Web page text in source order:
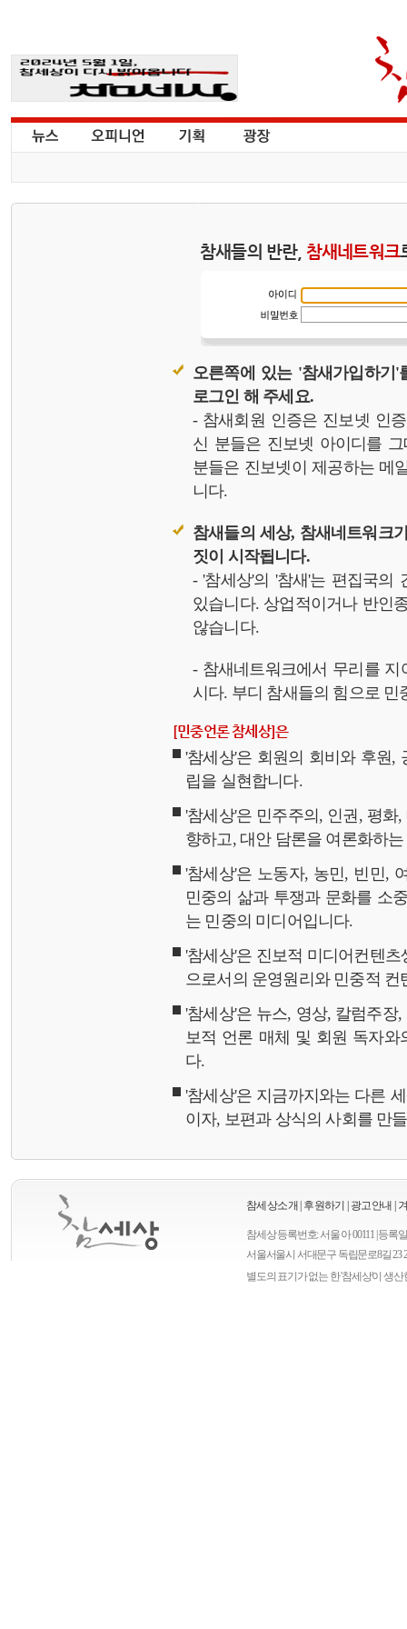
참새들의 반란, 참새네트워크
오른쪽에 있는 '참새가입하기
로그인 해 주세요.
- 참새회원 인증은 진보넷 인
신 분들은 진보넷 아이디를
분들은 진보넷이 제공하는 메
니다.
참새들의 세상, 참새네트워크
짓이 시작됩니다.
- '참세상'의 '참새'는 편집국의
있습니다. 상업적이거나 반인
않습니다.
- 참새네트워크에서 무리를
시다. 부디 참새들의 힘으로 민
[민중언론 참세상]은
'참세상'은 회원의 회비와 후원,
립을 실현합니다.
'참세상'은 민주주의, 인권, 평
향하고, 대안 담론을 여론화하
'참세상'은 노동자, 농민, 빈민,
민중의 삶과 투쟁과 문화를 소
는 민중의 미디어입니다.
'참세상'은 진보적 미디어컨텐
으로서의 운영원리와 민중적
'참세상'은 뉴스, 영상, 칼럼주
보적 언론 매체 및 회원 독자와
다.
'참세상'은 지금까지와는 다른
이자, 보편과 상식의 사회를 만
참세상소개 후원하기 광고안내
참세상 등록번호: 서울 아 00111 | 등록
서울서울시 서대문구 독립문로8길 23
별도의 표기가 없는 한 '참세상'이 생